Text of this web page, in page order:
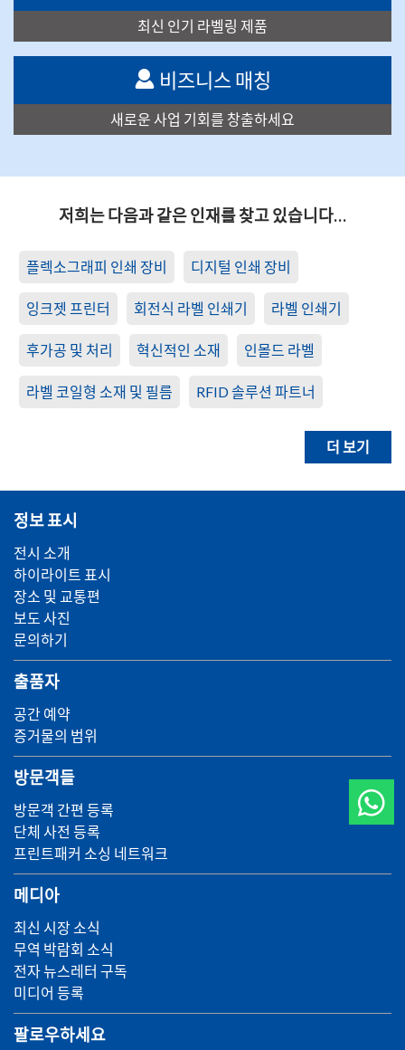
최신 인기 라벨링 제품
비즈니스 매칭
새로운 사업 기회를 창출하세요
저희는 다음과 같은 인재를 찾고 있습니다…
플렉소그래피 인쇄 장비 디지털 인쇄 장비
잉크젯 프린터 회전식 라벨 인쇄기 라벨 인쇄기
후가공 및 처리 혁신적인 소재 인몰드 라벨
라벨 코일형 소재 및 필름 RFID 솔루션 파트너
더 보기
정보 표시
전시 소개
하이라이트 표시
장소 및 교통편
보도 사진
문의하기
출품자
공간 예약
증거물의 범위
방문객들
방문객 간편 등록
단체 사전 등록
프린트패커 소싱 네트워크
메디아
최신 시장 소식
무역 박람회 소식
전자 뉴스레터 구독
미디어 등록
팔로우하세요